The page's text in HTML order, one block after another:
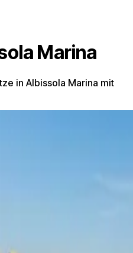
Marina
in Albissola Marina mit